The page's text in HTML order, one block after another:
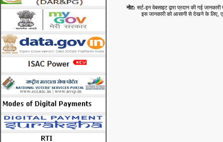
नोट: सर्ट-इन वेबसाइट द्वारा प्रदान की गई
इस जानकारी को आसानी से देखने के लिए,